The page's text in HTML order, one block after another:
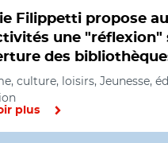
Filippetti propose
une "réflexion"
des
culture, loisirs, Jeunesse,
plus